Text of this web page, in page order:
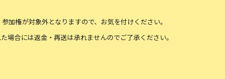
権が対象外となりますので、お気を付けください。
合には返金・再送は承れませんのでご了承ください。